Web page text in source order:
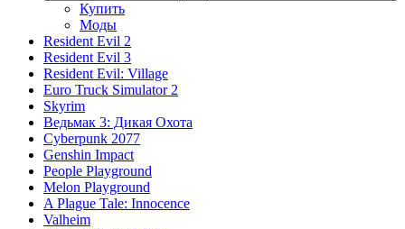
Купить
Моды
Resident Evil 2
Resident Evil 3
Resident Evil: Village
Euro Truck Simulator 2
Skyrim
Ведьмак 3: Дикая Охота
Cyberpunk 2077
Genshin Impact
People Playground
Melon Playground
A Plague Tale: Innocence
Valheim